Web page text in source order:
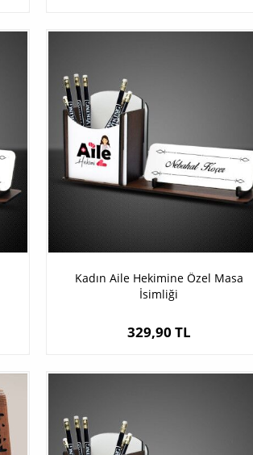
Kadın Aile Hekimine Özel Masa
İsimliği
329,90 TL